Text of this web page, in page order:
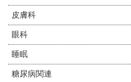
皮膚科
眼科
睡眠
糖尿病関連